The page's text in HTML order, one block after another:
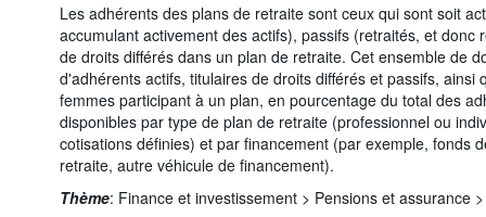
Les adhérents des plans de retraite sont ceux qui sont soit
accumulant activement des actifs), passifs (retraités, et donc
de droits différés dans un plan de retraite. Cet ensemble de
d'adhérents actifs, titulaires de droits différés et passifs, ainsi
femmes participant à un plan, en pourcentage du total des
disponibles par type de plan de retraite (professionnel ou
cotisations définies) et par financement (par exemple, fonds
retraite, autre véhicule de financement).
Thème: Finance et investissement > Pensions et assurance